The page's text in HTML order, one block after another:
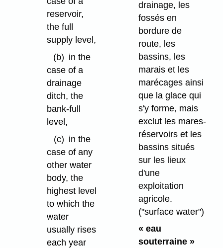
reservoir,
the full
supply level,
(b) in the
case of a
drainage
ditch, the
bank-full
level,
(c) in the
case of any
other water
body, the
highest level
to which the
water
usually rises
each year
drainage, les
fossés en
bordure de
route, les
bassins, les
marais et les
marécages ainsi
que la glace qui
s'y forme, mais
exclut les mares-
réservoirs et les
bassins situés
sur les lieux
d'une
exploitation
agricole.
("surface water")
« eau
souterraine »